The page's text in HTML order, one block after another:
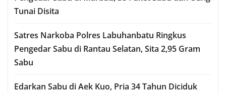
Tunai Disita
Satres Narkoba Polres Labuhanbatu Ringkus
Pengedar Sabu di Rantau Selatan, Sita 2,95 Gram
Sabu
Edarkan Sabu di Aek Kuo, Pria 34 Tahun Diciduk